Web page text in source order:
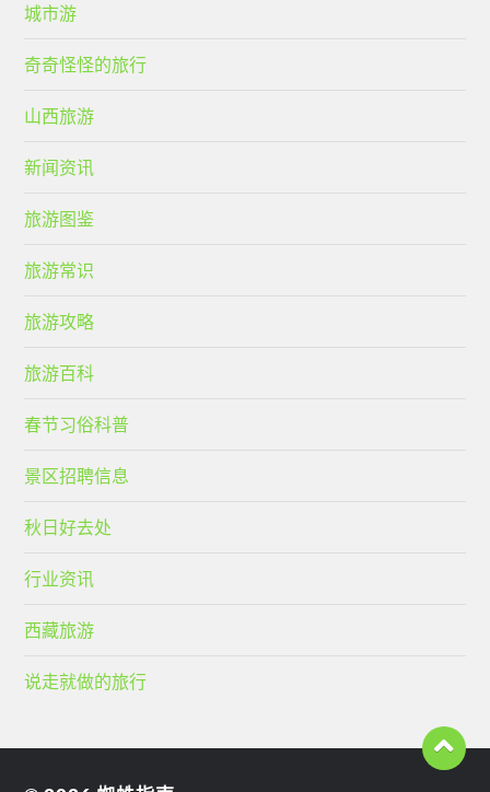
城市游
奇奇怪怪的旅行
山西旅游
新闻资讯
旅游图鉴
旅游常识
旅游攻略
旅游百科
春节习俗科普
景区招聘信息
秋日好去处
行业资讯
西藏旅游
说走就做的旅行